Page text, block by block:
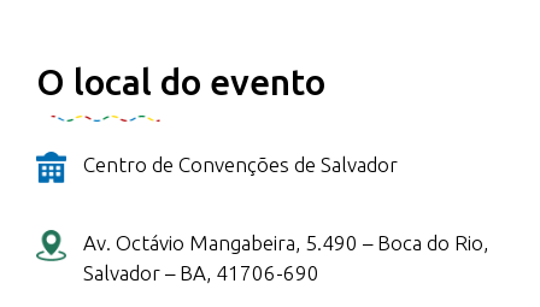
O local do evento
Centro de Convenções de Salvador
Av. Octávio Mangabeira, 5.490 – Boca do Rio,
Salvador – BA, 41706-690